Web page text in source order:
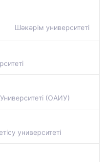
Шәкәрім университеті
(ОАИУ)
университеті